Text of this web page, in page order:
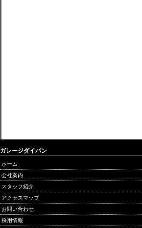
ガレージダイバン
ホーム
会社案内
スタッフ紹介
アクセスマップ
お問い合わせ
採用情報